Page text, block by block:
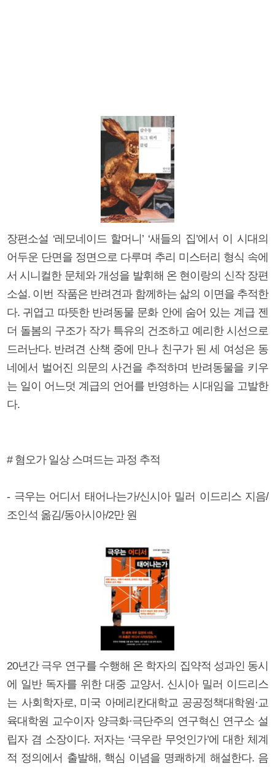
장편소설 ‘레모네이드 할머니’ ‘새들의 집’에서 이 시대의
어두운 단면을 정면으로 다루며 추리 미스터리 형식 속에
서 시니컬한 문체와 개성을 발휘해 온 현이랑의 신작 장편
소설. 이번 작품은 반려견과 함께하는 삶의 이면을 추적한
다. 귀엽고 따뜻한 반려동물 문화 안에 숨어 있는 계급 젠
더 돌봄의 구조가 작가 특유의 건조하고 예리한 시선으로
드러난다. 반려견 산책 중에 만나 친구가 된 세 여성은 동
네에서 벌어진 의문의 사건을 추적하며 반려동물을 키우
는 일이 어느덧 계급의 언어를 반영하는 시대임을 고발한
다.
# 혐오가 일상 스며드는 과정 추적
- 극우는 어디서 태어나는가/신시아 밀러 이드리스 지음/
조인석 옮김/동아시아/2만 원
20년간 극우 연구를 수행해 온 학자의 집약적 성과인 동시
에 일반 독자를 위한 대중 교양서. 신시아 밀러 이드리스
는 사회학자로, 미국 아메리칸대학교 공공정책대학원·교
육대학원 교수이자 양극화·극단주의 연구혁신 연구소 설
립자 겸 소장이다. 저자는 ‘극우란 무엇인가’에 대한 체계
적 정의에서 출발해, 핵심 이념을 명쾌하게 해설한다. 음